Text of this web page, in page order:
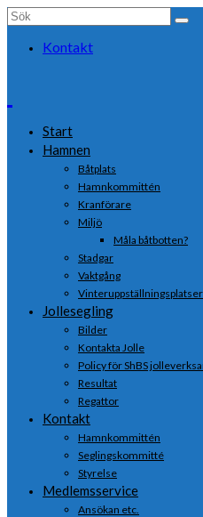
Search
Kontakt
Start
Hamnen
Båtplats
Hamnkommittén
Kranförare
Miljö
Måla båtbotten?
Stadgar
Vaktgång
Vinteruppställningsplatser
Jollesegling
Bilder
Kontakta Jolle
Policy för ShBS
Resultat
Regattor
Kontakt
Hamnkommittén
Seglingskommitté
Styrelse
Medlemsservice
Ansökan etc.